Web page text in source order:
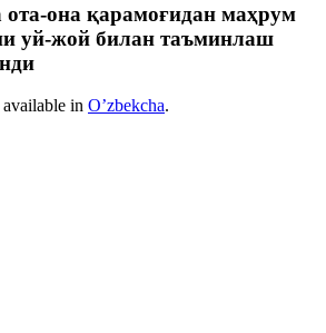
она қарамоғидан маҳрум
уй-жой билан таъминлаш
in O’zbekcha.